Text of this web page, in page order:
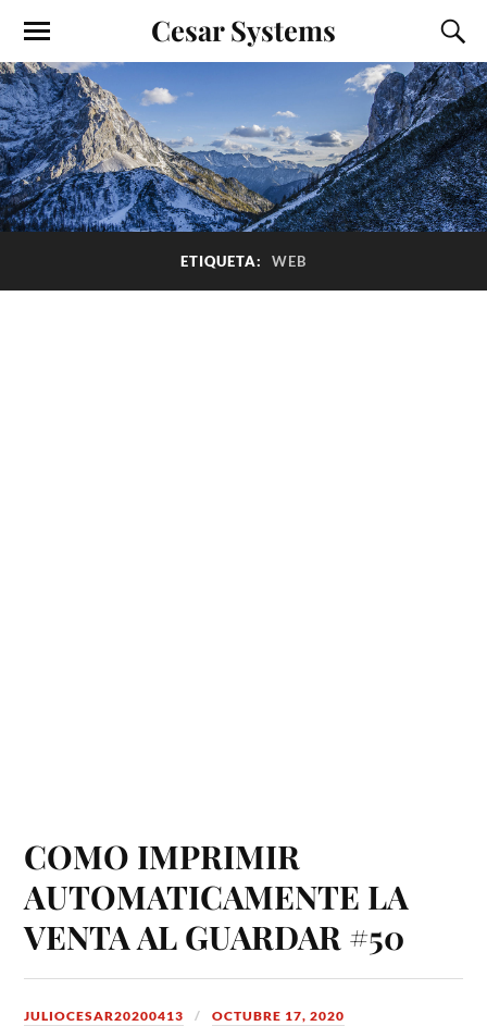
Cesar Systems
ETIQUETA: WEB
COMO IMPRIMIR
AUTOMATICAMENTE LA
VENTA AL GUARDAR #50
JULIOCESAR20200413 OCTUBRE 17, 2020